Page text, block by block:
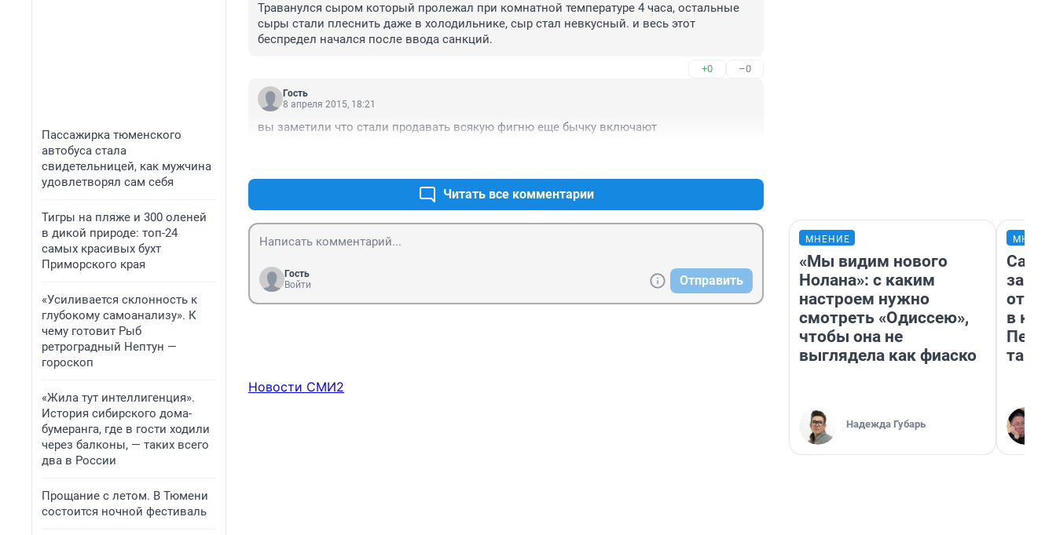
Пассажирка тюменского
автобуса стала
свидетельницей, как мужчина
удовлетворял сам себя
Тигры на пляже и 300 оленей
в дикой природе: топ-24
самых красивых бухт
Приморского края
«Усиливается склонность к
глубокому самоанализу». К
чему готовит Рыб
ретроградный Нептун —
гороскоп
«Жила тут интеллигенция».
История сибирского дома-
бумеранга, где в гости ходили
через балконы, — таких всего
два в России
Прощание с летом. В Тюмени
состоится ночной фестиваль
Траванулся сыром который пролежал при комнатной температуре 4 часа, остальные
сыры стали плеснить даже в холодильнике, сыр стал невкусный. и весь этот
беспредел начался после ввода санкций.
+0 –0
Гость
8 апреля 2015, 18:21
вы заметили что стали продавать всякую фигню еще бычку включают
Читать все комментарии
Гость
Войти
Отправить
Новости СМИ2
МНЕНИЕ
«Мы видим нового
Нолана»: с каким
настроем нужно
смотреть «Одиссею»,
чтобы она не
выглядела как фиаско
Надежда Губарь
в
там